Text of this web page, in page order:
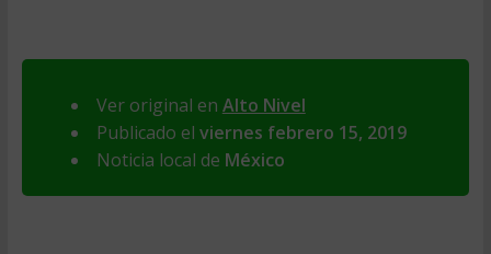
Ver original en Alto Nivel
Publicado el viernes febrero 15, 2019
Noticia local de México